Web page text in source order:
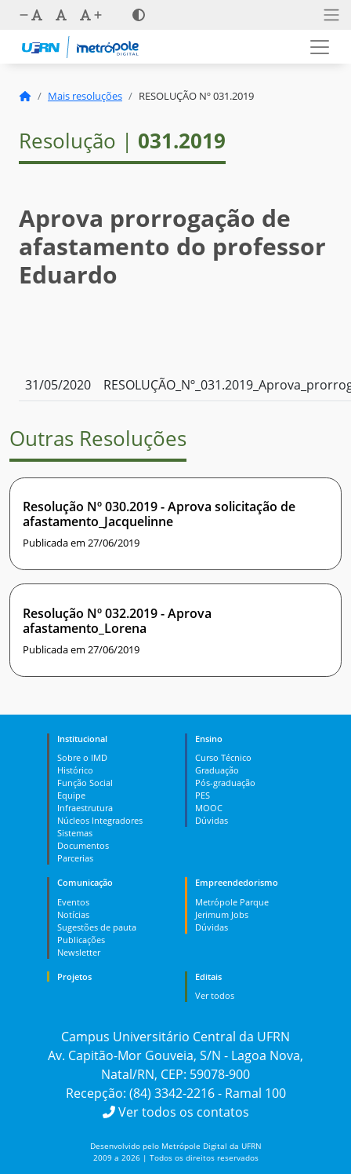
Mais resoluções RESOLUÇÃO Nº 031.2019
Resolução | 031.2019
Aprova prorrogação de
afastamento do professor
Eduardo
31/05/2020
Outras Resoluções
Resolução Nº 030.2019 - Aprova solicitação de
afastamento_Jacquelinne
Publicada em 27/06/2019
Resolução Nº 032.2019 - Aprova
afastamento_Lorena
Publicada em 27/06/2019
Institucional
Sobre o IMD
Histórico
Função Social
Equipe
Infraestrutura
Núcleos Integradores
Sistemas
Documentos
Parcerias
Ensino
Curso Técnico
Graduação
Pós-graduação
PES
MOOC
Dúvidas
Comunicação
Eventos
Notícias
Sugestões de pauta
Publicações
Newsletter
Empreendedorismo
Metrópole Parque
Jerimum Jobs
Dúvidas
Projetos
Editais
Ver todos
Campus Universitário Central da UFRN
Av. Capitão-Mor Gouveia, S/N - Lagoa Nova,
Natal/RN, CEP: 59078-900
Recepção: (84) 3342-2216 - Ramal 100
Ver todos os contatos
Desenvolvido pelo Metrópole Digital da UFRN
2009 a 2026 | Todos os direitos reservados